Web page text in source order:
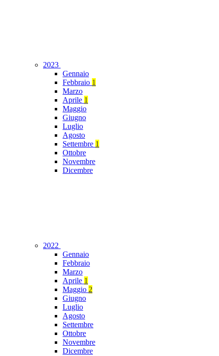
2023
Gennaio
Febbraio 1
Marzo
Aprile 1
Maggio
Giugno
Luglio
Agosto
Settembre 1
Ottobre
Novembre
Dicembre
2022
Gennaio
Febbraio
Marzo
Aprile 1
Maggio 2
Giugno
Luglio
Agosto
Settembre
Ottobre
Novembre
Dicembre